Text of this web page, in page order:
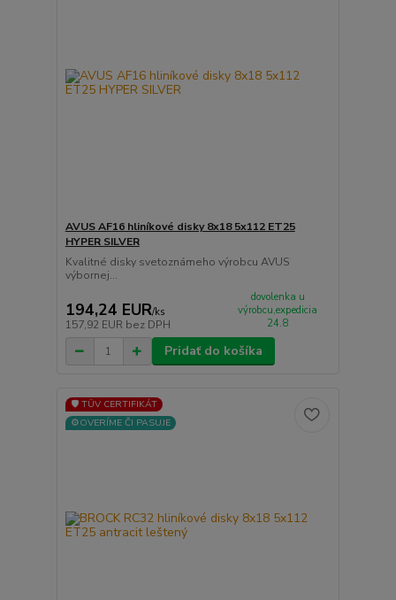
AVUS AF16 hliníkové disky 8x18 5x112 ET25
HYPER SILVER
Kvalitné disky svetoznámeho výrobcu AVUS
výbornej...
194,24 EUR/ks
157,92 EUR bez DPH
dovolenka u
výrobcu,expedicia
24.8
Pridať do košíka
🛡️ TÜV CERTIFIKÁT
⚙️OVERÍME ČI PASUJE